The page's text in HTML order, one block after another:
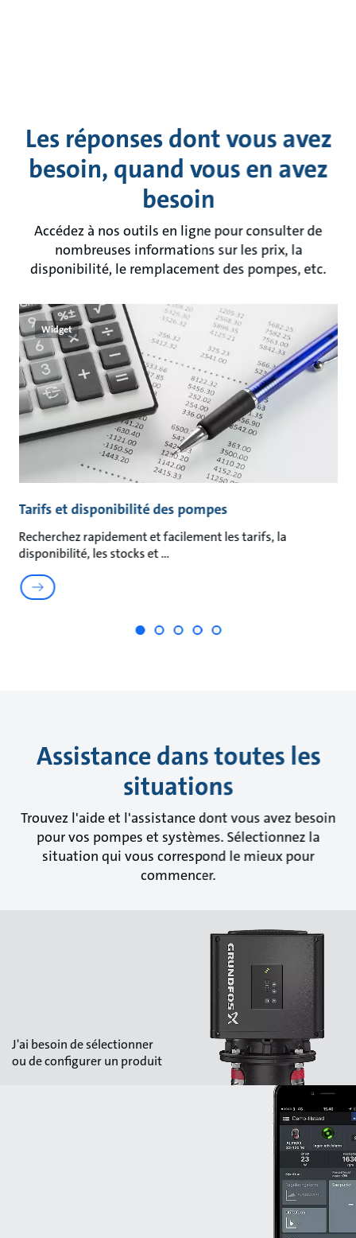
Les réponses dont vous avez
besoin, quand vous en avez
besoin
Accédez à nos outils en ligne pour consulter de
nombreuses informations sur les prix, la
disponibilité, le remplacement des pompes, etc.
Widget
Tarifs et disponibilité des pompes
Recherchez rapidement et facilement les tarifs, la
disponibilité, les stocks et
Assistance dans toutes les
situations
Trouvez l'aide et l'assistance dont vous avez besoin
pour vos pompes et systèmes. Sélectionnez la
situation qui vous correspond le mieux pour
commencer.
J'ai besoin de sélectionner
ou de configurer un produit